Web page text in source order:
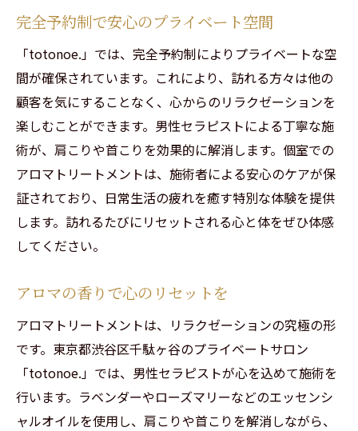
五感を刺激する至福の時間
トリートメントで得られるリラクゼーショ
ン効果
施術前後のカウンセリングで満足度アップ
日々の疲れをリセットする贅沢な時間
忙しい日常から解放される瞬間
リラクゼーションがもたらす健康効果
心身のリフレッシュに最適な時間
贅沢な癒しを提供するプライベートサロン
自分へのご褒美としてのリラクゼーション
プライベートサロンで心身を癒す特別な体験
完全個室で体験する至福のひととき
特別なスキンケアで肌もリフレッシュ
カスタマイズ可能な施術コース
完全予約制で安心のプライベート空間
「totonoe.」では、完全予約制によりプライベートな空
間が確保されています。これにより、訪れる方々は他の
顧客を気にすることなく、心からのリラクゼーションを
楽しむことができます。男性セラピストによる丁寧な施
術が、肩こりや首こりを効果的に解消します。個室での
アロマトリートメントは、施術者による安心のケアが保
証されており、日常生活の疲れを癒す特別な体験を提供
します。訪れるたびにリセットされる心と体をぜひ体感
してください。
アロマの香りで心のリセットを
アロマトリートメントは、リラクゼーションの究極の形
です。東京都渋谷区千駄ヶ谷のプライベートサロン
「totonoe.」では、男性セラピストが心を込めて施術を
行います。ラベンダーやローズマリーなどのエッセンシ
ャルオイルを使用し、肩こりや首こりを解消しながら、